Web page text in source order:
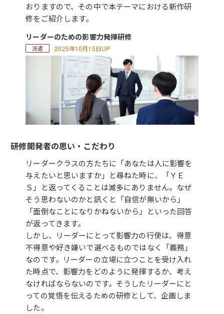
おりますので、その中で本テーマにおける新作研
修をご紹介します。
リーダーのための影響力発揮研修
2025年10月15日UP
研修開発者の思い・こだわり
リーダークラスの方たちに「あなたは人に影響を
与えたいと思いますか」と尋ねた時に、「ＹＥ
Ｓ」と返ってくることは滅多にありません。なぜ
そう思わないのかと訊くと「自信が無いから」
「面倒なことになりかねないから」といった回答
が返ってきます。
しかし、リーダーにとって影響力の行使は、得意
不得意や好き嫌いで選べるものではなく「義務」
なのです。リーダーの立場に立つことを受け入れ
た時点で、影響力をどのように発揮するか、考え
なければならないのです。そうしたリーダーにと
っての覚悟を伝えるための研修として、企画しま
した。